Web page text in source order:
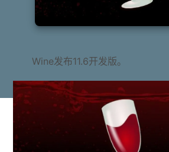
Wine发布11.6开发版。